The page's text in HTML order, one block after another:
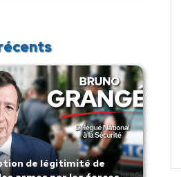
de légitimité de